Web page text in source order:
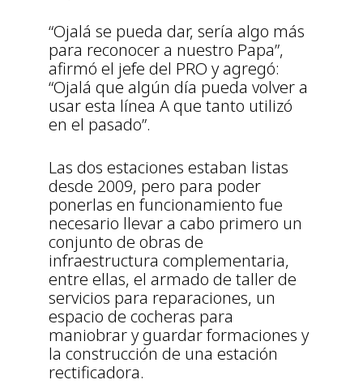
“Ojalá se pueda dar, sería algo más
para reconocer a nuestro Papa”,
afirmó el jefe del PRO y agregó:
“Ojalá que algún día pueda volver a
usar esta línea A que tanto utilizó
en el pasado”.
Las dos estaciones estaban listas
desde 2009, pero para poder
ponerlas en funcionamiento fue
necesario llevar a cabo primero un
conjunto de obras de
infraestructura complementaria,
entre ellas, el armado de taller de
servicios para reparaciones, un
espacio de cocheras para
maniobrar y guardar formaciones y
la construcción de una estación
rectificadora.